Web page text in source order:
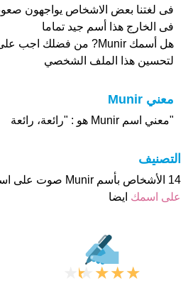
فى لغتنا بعض الاشخاص يواجهون
فى الخارج هذا أسم جيد تماما
هل أسمك Munir? من فضلك اجب على
لتحسين هذا الملف الشخصي
معني Munir
"معني اسم Munir هو : "رائعة، رائعة
التصنيف
14 الأشخاص بأسم Munir صوت على اسمائهم . من فضلك
على اسمك ايضا
★
★
★
★